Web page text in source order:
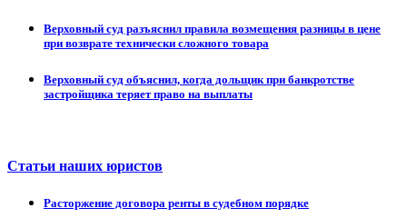
Верховный суд разъяснил правила возмещения разницы в цене
при возврате технически сложного товара
Верховный суд объяснил, когда дольщик при банкротстве
застройщика теряет право на выплаты
Статьи наших юристов
Расторжение договора ренты в судебном порядке